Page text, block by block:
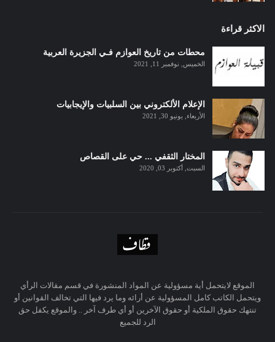
الاكثر قراءة
محطات من تاريخ العوازم فـي الجزيرة العربية
الخميس, نوفمبر 11, 2021
الإعلام الألكتروني بين السلبيات والإيجابيات
الأربعاء, يونيو 30, 2021
المختار الثقفي ... حي على القصاص
السبت, أكتوبر 03, 2020
الموقع لايتحمل أية مسؤولية عن المواد المنشورة في قسم مقالات الرأي
ويتحمل الكاتب كامل المسؤولية عن أرائه وما يرد فيها التي تخالف القوانين أو
تنتهك حقوق الملكية أو حقوق الآخرين أو أي طرف آخر .. والموقع يكفل حق
الرد للجميع